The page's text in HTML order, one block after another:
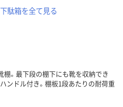
駄箱を全て見る
棚。最下段の棚下にも靴を収納でき
ンドル付き。棚板1段あたりの耐荷重